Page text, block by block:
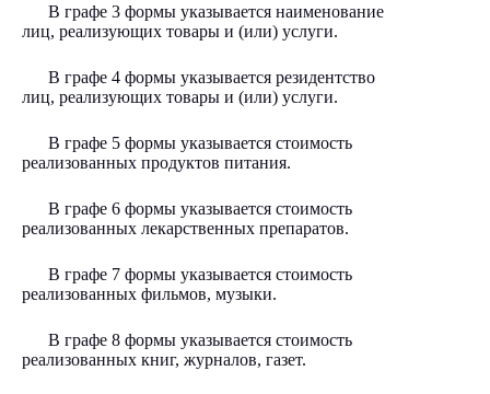
В графе 3 формы указывается наименование
лиц, реализующих товары и (или) услуги.
В графе 4 формы указывается резидентство
лиц, реализующих товары и (или) услуги.
В графе 5 формы указывается стоимость
реализованных продуктов питания.
В графе 6 формы указывается стоимость
реализованных лекарственных препаратов.
В графе 7 формы указывается стоимость
реализованных фильмов, музыки.
В графе 8 формы указывается стоимость
реализованных книг, журналов, газет.